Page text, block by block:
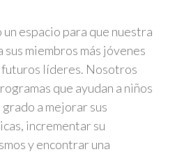
espacio para que nuestra
sus miembros más jóvenes
futuros líderes. Nosotros
que ayudan a niños
a mejorar sus
incrementar su
y encontrar una